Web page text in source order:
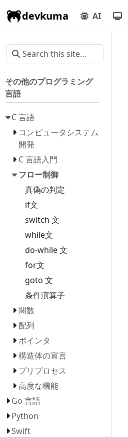
devkuma AI
その他のプログラミング
言語
C 言語
コンピュータシステム
開発
C 言語入門
フロー制御
真偽の判定
if文
switch 文
while文
do-while 文
for文
goto 文
条件演算子
関数
配列
ポインタ
構造体の宣言
プリプロセス
高度な機能
Go 言語
Python
Swift